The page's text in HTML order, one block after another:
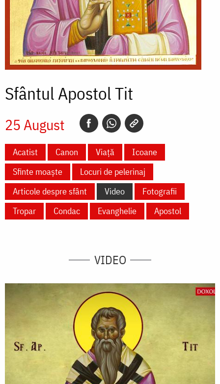
Sfântul Apostol Tit
25 August
Acatist Canon Viață
Icoane
Sfinte moaște
Locuri de pelerinaj
Articole despre sfânt
Video
Fotografii
Tropar
Condac Evanghelie Apostol
VIDEO